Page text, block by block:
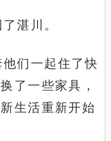
湛川。
们一起住了快
了一些家具，
生活重新开始